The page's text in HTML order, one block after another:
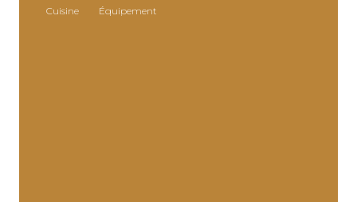
Cuisine Équipement